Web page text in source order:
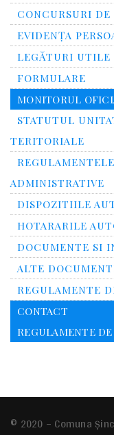
CONCURSURI DE
EVIDENȚA
LEGĂTURI UTILE
FORMULARE
MONITORUL
STATUTUL
TERITORIALE
ADMINISTRATIVE
DISPOZITIILE
HOTARARILE
DOCUMENTE SI
ALTE
REGULAMENTE
CONTACT
REGULAMENTE
© 2020 – Comuna